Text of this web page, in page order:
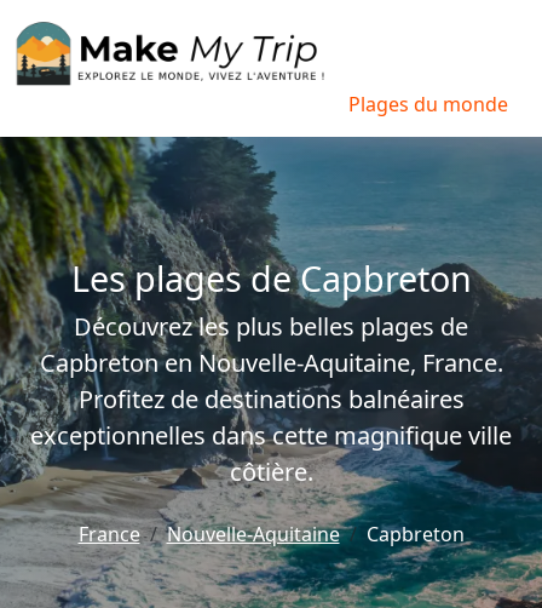
Plages du monde
Les plages de Capbreton
Découvrez les plus belles plages de
Capbreton en Nouvelle-Aquitaine, France.
Profitez de destinations balnéaires
exceptionnelles dans cette magnifique ville
côtière.
France Nouvelle-Aquitaine Capbreton